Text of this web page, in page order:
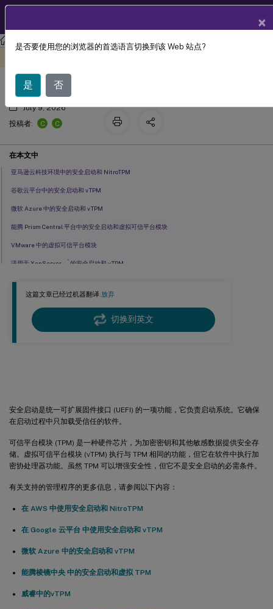
Citrix Virtual Apps and Desktops7 2511
这篇文章已经过机器翻译.放弃
切换到英文
安全启动是统一可扩展固件接口 (UEFI) 的一项功能，它负责启动系统。它确保
在启动过程中只加载受信任的软件。
可信平台模块 (TPM) 是一种硬件芯片，为加密密钥和其他敏感数据提供安全存
储。虚拟可信平台模块 (vTPM) 执行与 TPM 相同的功能，但它在软件中执行加
密协处理器功能。虽然 TPM 可以增强安全性，但它不是安全启动的必需条件。
有关支持的管理程序的更多信息，请参阅以下内容：
在 AWS 中使用安全启动和 NitroTPM
在 Google 云平台 中使用安全启动和 vTPM
微软 Azure 中的安全启动和 vTPM
能腾棱镜中央 中的安全启动和虚拟 TPM
威睿中的vTPM
安全启动和 vTPM
July 9, 2026
投稿者:
C C
在本文中
亚马逊云科技环境中的安全启动和 NitroTPM
谷歌云平台中的安全启动和 vTPM
微软 Azure 中的安全启动和 vTPM
能腾 Prism Central 平台中的安全启动和虚拟可信平台模块
VMware 中的虚拟可信平台模块
适用于 XenServer ® 的安全启动和 vTPM
SCVMM 中的安全启动和 vTPM
×
是否要使用您的浏览器的首选语言切换到该 Web 站点?
是 否